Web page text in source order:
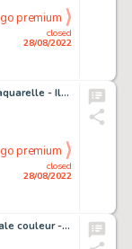
closed
28/08/2022
go premium
Jim - Grand dessin original Ã l'aquarelle - Illustration Une nuit a Rome T4 - TL- Marie - (2020)
closed
28/08/2022
go premium
Berlion, Olivier - Planche originale couleur - Agata T3 - L'Étoile du sud - (2022)